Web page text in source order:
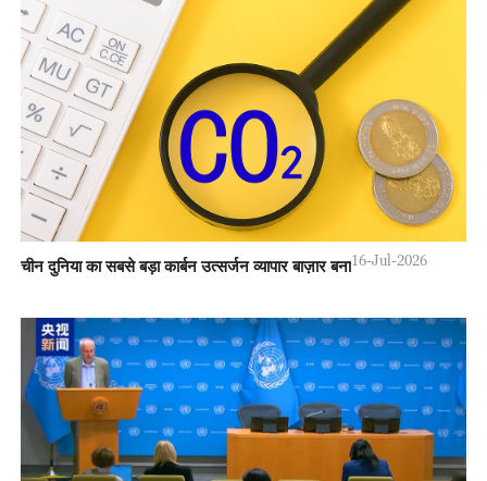
चीन दुनिया का सबसे बड़ा कार्बन उत्सर्जन व्यापार बाज़ार बना16-Jul-2026